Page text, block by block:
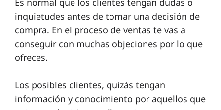
Es normal que los clientes tengan dudas o
inquietudes antes de tomar una decisión de
compra. En el proceso de ventas te vas a
conseguir con muchas objeciones por lo que
ofreces.
Los posibles clientes, quizás tengan
información y conocimiento por aquellos que